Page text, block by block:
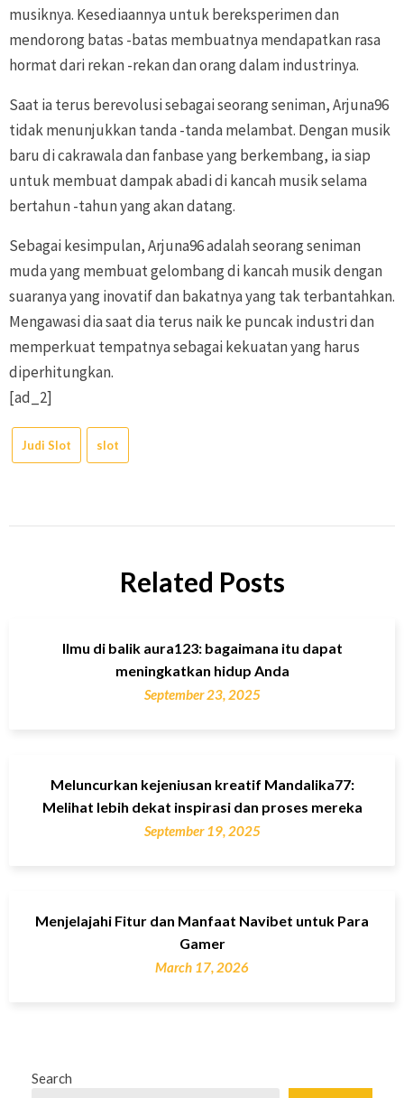
musiknya. Kesediaannya untuk bereksperimen dan
mendorong batas -batas membuatnya mendapatkan rasa
hormat dari rekan -rekan dan orang dalam industrinya.
Saat ia terus berevolusi sebagai seorang seniman, Arjuna96
tidak menunjukkan tanda -tanda melambat. Dengan musik
baru di cakrawala dan fanbase yang berkembang, ia siap
untuk membuat dampak abadi di kancah musik selama
bertahun -tahun yang akan datang.
Sebagai kesimpulan, Arjuna96 adalah seorang seniman
muda yang membuat gelombang di kancah musik dengan
suaranya yang inovatif dan bakatnya yang tak terbantahkan.
Mengawasi dia saat dia terus naik ke puncak industri dan
memperkuat tempatnya sebagai kekuatan yang harus
diperhitungkan.
[ad_2]
Judi Slot slot
Related Posts
Ilmu di balik aura123: bagaimana itu dapat
meningkatkan hidup Anda
September 23, 2025
Meluncurkan kejeniusan kreatif Mandalika77:
Melihat lebih dekat inspirasi dan proses mereka
September 19, 2025
Menjelajahi Fitur dan Manfaat Navibet untuk Para
Gamer
March 17, 2026
Search